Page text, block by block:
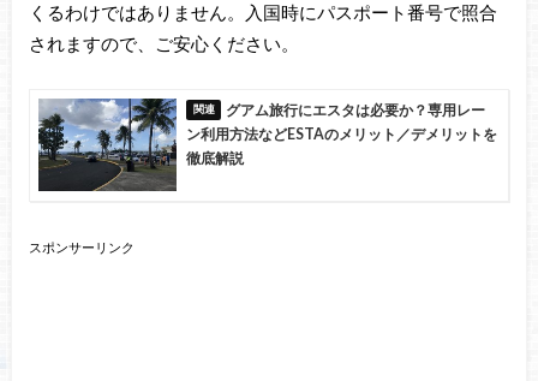
くるわけではありません。入国時にパスポート番号で照合
されますので、ご安心ください。
グアム旅行にエスタは必要か？専用レー
ン利用方法などESTAのメリット／デメリットを
徹底解説
スポンサーリンク